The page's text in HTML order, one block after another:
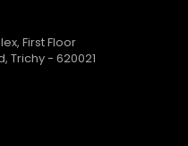
First Floor
Trichy - 620021